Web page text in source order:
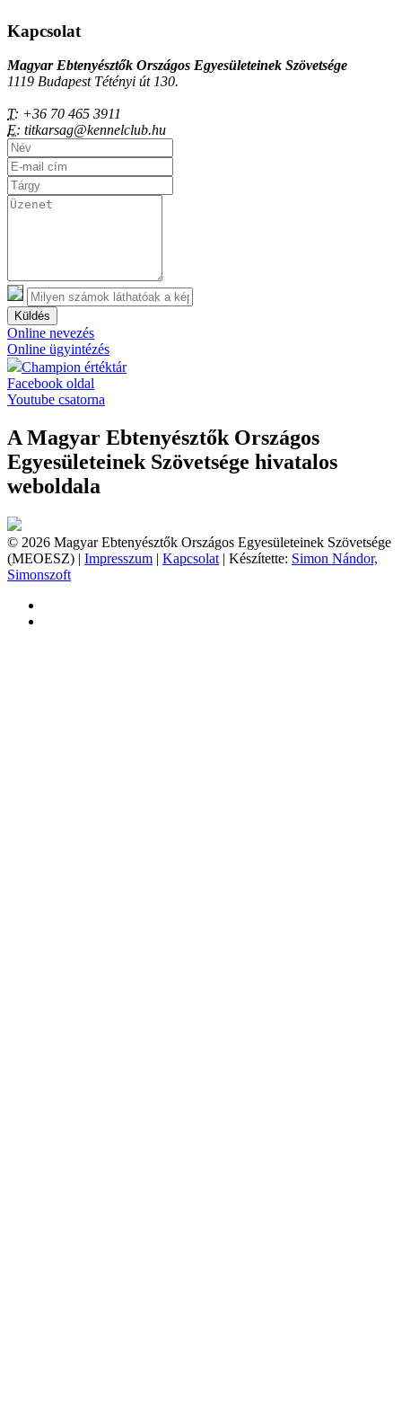
Kapcsolat
Magyar Ebtenyésztők Országos Egyesületeinek Szövetsége
1119 Budapest Tétényi út 130.
T: +36 70 465 3911
E: titkarsag@kennelclub.hu
Küldés
Online nevezés
Online ügyintézés
Champion értéktár
Facebook oldal
Youtube csatorna
A Magyar Ebtenyésztők Országos
Egyesületeinek Szövetsége hivatalos
weboldala
© 2026 Magyar Ebtenyésztők Országos Egyesületeinek Szövetsége
(MEOESZ) | Impresszum | Kapcsolat | Készítette: Simon Nándor,
Simonszoft